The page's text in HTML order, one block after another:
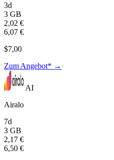
3d
3 GB
2,02 €
6,07 €
$7,00
Zum Angebot* →
AI
Airalo
7d
3 GB
2,17 €
6,50 €